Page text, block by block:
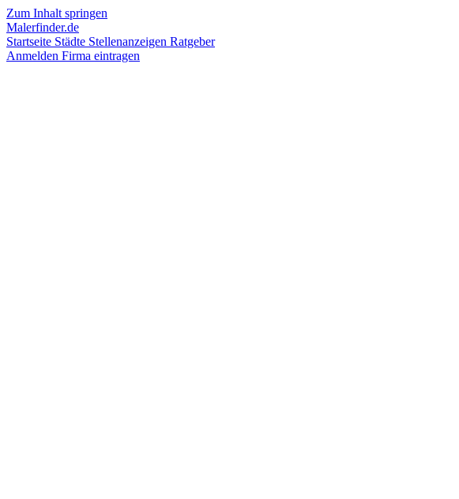
Zum Inhalt springen
Malerfinder.de
Startseite Städte Stellenanzeigen Ratgeber
Anmelden Firma eintragen